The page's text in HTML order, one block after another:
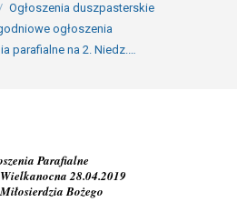
Ogłoszenia duszpasterskie
ogłoszenia
parafialne na 2. Niedz.…
Parafialne
28.04.2019
Bożego